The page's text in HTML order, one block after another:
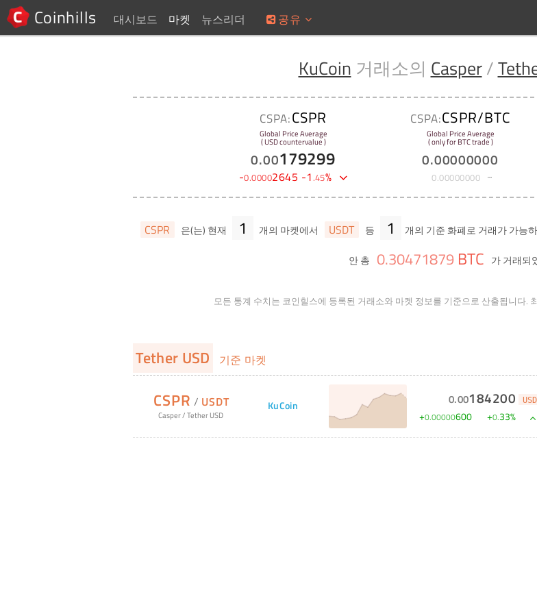
Coinhills 대시보드 마켓 뉴스리더 공유
KuCoin 거래소의 Casper/
CSPA:CSPR
Global Price Average
( USD countervalue )
0.00179299
-0.00002645 -1.45%
CSPA:CSPR/BTC
Global Price Average
( only for BTC trade )
0.00000000
0.00000000
CSPR 은(는) 현재 1 개의 마켓에서 USDT 등 1 개의 기준 화폐로 거래가 가능
안 총 0.30471879 BTC 가 거래되
모든 통계 수치는 코인힐스에 등록된 거래소와 마켓 정보를 기준으로 산출됩니다.
Tether USD 기준 마켓
CSPR / USDT
Casper/Tether USD
KuCoin 0.00184200
+0.00000600 +0.33%